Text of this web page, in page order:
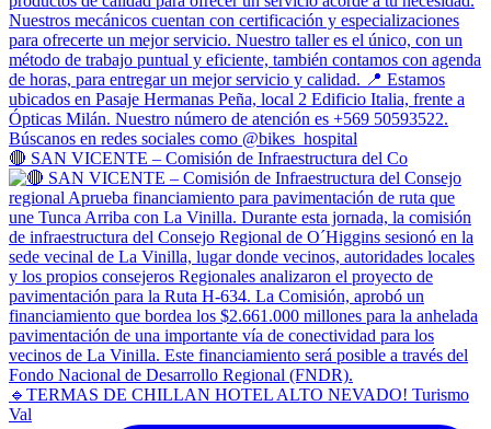
🔴 SAN VICENTE – Comisión de Infraestructura del Co
🔹TERMAS DE CHILLAN HOTEL ALTO NEVADO! Turismo
Val